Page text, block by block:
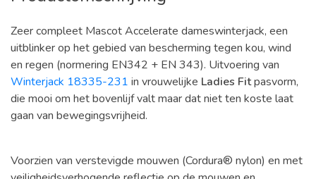
Zeer compleet Mascot Accelerate dameswinterjack, een
uitblinker op het gebied van bescherming tegen kou, wind
en regen (normering EN342 + EN 343). Uitvoering van
Winterjack 18335-231 in vrouwelijke Ladies Fitpasvorm,
die mooi om het bovenlijf valt maar dat niet ten koste laat
gaan van bewegingsvrijheid.
Voorzien van verstevigde mouwen (Cordura® nylon) en met